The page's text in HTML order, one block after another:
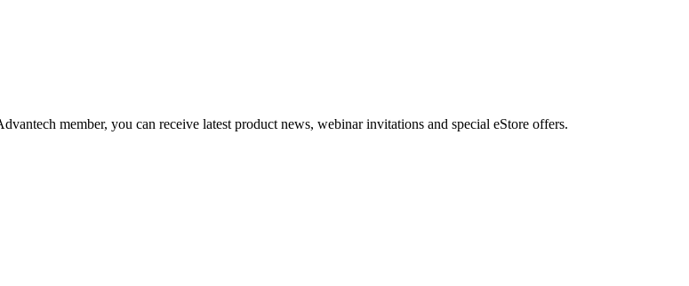
member, you can receive latest product news, webinar invitations and special eStore offers.